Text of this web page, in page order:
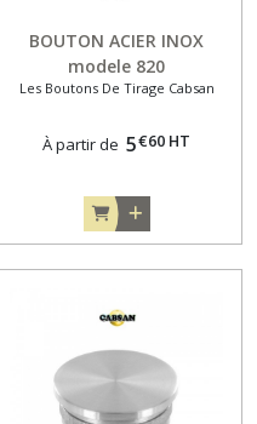
BOUTON ACIER INOX
modele 820
Les Boutons De Tirage Cabsan
À partir de 5€60 HT